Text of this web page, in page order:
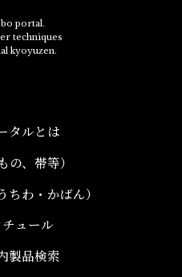
portal.
techniques
kyoyuzen.
タルとは
の、帯等）​
ちわ・かばん）
ュール
製品検索